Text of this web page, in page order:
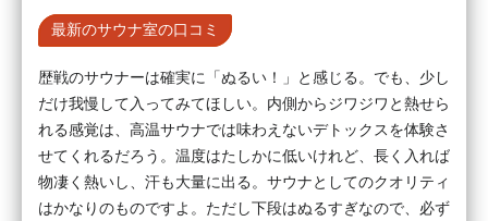
最新のサウナ室の口コミ
歴戦のサウナーは確実に「ぬるい！」と感じる。でも、少し
だけ我慢して入ってみてほしい。内側からジワジワと熱せら
れる感覚は、高温サウナでは味わえないデトックスを体験さ
せてくれるだろう。温度はたしかに低いけれど、長く入れば
物凄く熱いし、汗も大量に出る。サウナとしてのクオリティ
はかなりのものですよ。ただし下段はぬるすぎなので、必ず